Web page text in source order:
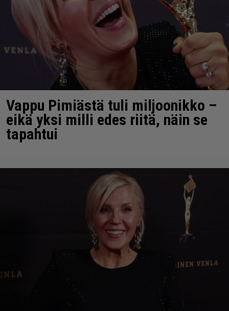
Vappu Pimiästä tuli miljoonikko –
eikä yksi milli edes riitä, näin se
tapahtui